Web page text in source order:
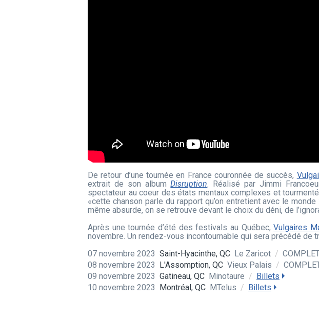
De retour d’une tournée en France couronnée de succès,
extrait de son albumDisruption . Réalisé par Jimmi
spectateur au coeur des états mentaux complexes et
«cette chanson parle du rapport qu’on entretient avec le
même absurde, on se retrouve devant le choix du déni, de
Après une tournée d’été des festivals au Québec,Vulgaires
novembre. Un rendez-vous incontournable qui sera précédé de
07 novembre 2023 Saint-Hyacinthe, QC Le Zaricot /
08 novembre 2023 L'Assomption, QC Vieux Palais /
09 novembre 2023 Gatineau, QC Minotaure / Billets
10 novembre 2023 Montréal, QC MTelus / Billets